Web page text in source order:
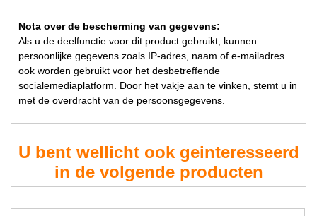
Nota over de bescherming van gegevens:
Als u de deelfunctie voor dit product gebruikt, kunnen
persoonlijke gegevens zoals IP-adres, naam of e-mailadres
ook worden gebruikt voor het desbetreffende
socialemediaplatform. Door het vakje aan te vinken, stemt u in
met de overdracht van de persoonsgegevens.
U bent wellicht ook geinteresseerd
in de volgende producten